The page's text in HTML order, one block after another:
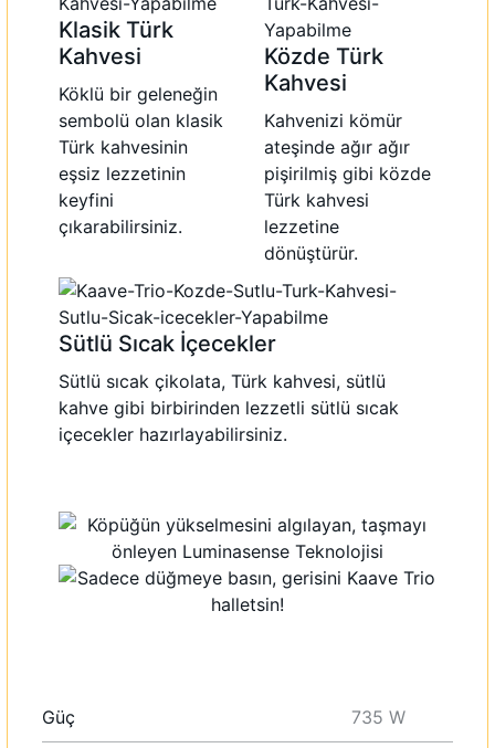
Klasik Türk
Kahvesi
Köklü bir geleneğin
sembolü olan klasik
Türk kahvesinin
eşsiz lezzetinin
keyfini
çıkarabilirsiniz.
Közde Türk
Kahvesi
Kahvenizi kömür
ateşinde ağır ağır
pişirilmiş gibi közde
Türk kahvesi
lezzetine
dönüştürür.
Sütlü Sıcak İçecekler
Sütlü sıcak çikolata, Türk kahvesi, sütlü
kahve gibi birbirinden lezzetli sütlü sıcak
içecekler hazırlayabilirsiniz.
Güç 735 W